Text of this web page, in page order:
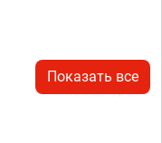
Показать все